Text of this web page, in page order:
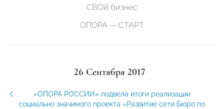
СВОй бизнес
ОПОРА — СТАРТ
26 Сентября 2017
«ОПОРА РОССИИ» подвела итоги реализации
социально значимого проекта «Развитие сети Бюро по